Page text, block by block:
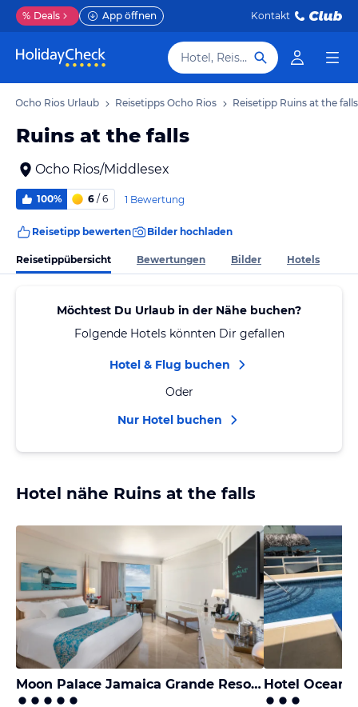
% Deals App öffnen Kontakt
Hotel, Reiseziel
Ocho Rios Urlaub Reisetipps Ocho Rios Reisetipp Ruins at the falls
Ruins at the falls
Ocho Rios/Middlesex
100% 6 / 6 1 Bewertung
Reisetipp bewerten Bilder hochladen
Reisetippübersicht Bewertungen Bilder Hotels
Möchtest Du Urlaub in der Nähe buchen?
Folgende Hotels könnten Dir gefallen
Hotel & Flug buchen
Oder
Nur Hotel buchen
Hotel nähe Ruins at the falls
Moon Palace Jamaica Grande Resort & Spa Hotel Ocean